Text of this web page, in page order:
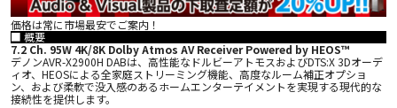
価格は常に市場最安でご案内！
■ 概要
7.2 Ch. 95W 4K/8K Dolby Atmos AV Receiver Powered by HEOS™
デノンAVR-X2900H DABは、高性能なドルビーアトモスおよびDTS:X 3Dオーデ
ィオ、HEOSによる全家庭ストリーミング機能、高度なルーム補正オプショ
ン、および柔軟で没入感のあるホームエンターテイメントを実現する現代的な
接続性を提供します。